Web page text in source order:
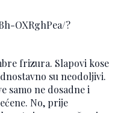
OXRghPea/?
frizura. Slapovi kose
su neodoljivi.
samo ne dosadne i
No, prije